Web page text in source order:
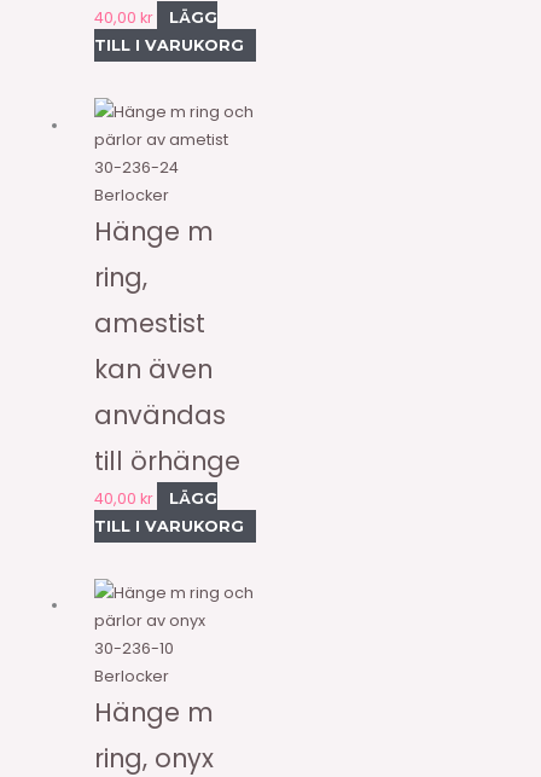
40,00kr
LÄGG
TILL I VARUKORG
30-236-24
Berlocker
Hänge m
ring,
amestist
kan även
användas
till örhänge
40,00kr
LÄGG
TILL I VARUKORG
30-236-10
Berlocker
Hänge m
ring, onyx